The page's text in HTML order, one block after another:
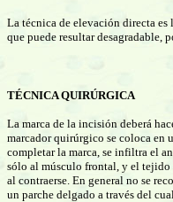
La técnica de elevación directa
que puede resultar desagradable,
TÉCNICA QUIRÚRGICA
La marca de la incisión deberá
marcador quirúrgico se coloca en
completar la marca, se infiltra el
sólo al músculo frontal, y el tejido
al contraerse. En general no se
un parche delgado a través del